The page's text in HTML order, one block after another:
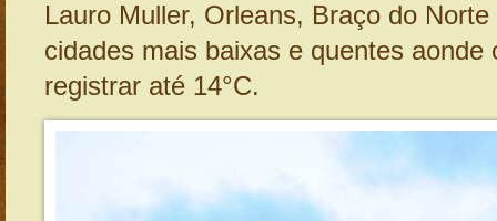
Lauro Muller, Orleans, Braço do
cidades mais baixas e quentes aonde
registrar até 14°C.